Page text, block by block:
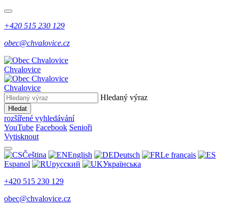
+420 515 230 129
obec@chvalovice.cz
Chvalovice
Chvalovice
Hledaný výraz
Hledat
rozšířené vyhledávání
YouTube Facebook Senioři
Vytisknout
Čeština English Deutsch
Le français
Espanol
русский
Українська
+420 515 230 129
obec@chvalovice.cz